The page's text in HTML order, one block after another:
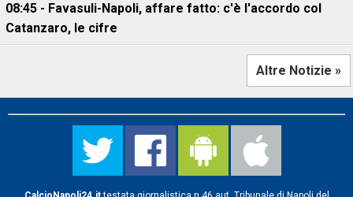
08:45 - Favasuli-Napoli, affare fatto: c'è l'accordo col
Catanzaro, le cifre
Altre Notizie »